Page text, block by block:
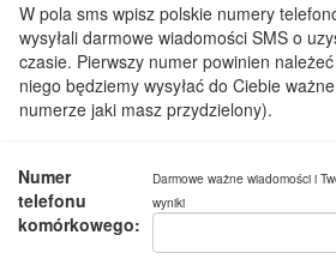
W pola sms wpisz polskie numery
wysyłali darmowe wiadomości SMS o
czasie. Pierwszy numer powinien
niego będziemy wysyłać do Ciebie
numerze jaki masz przydzielony).
Numer
telefonu
komórkowego:
Darmowe ważne wiadomości i
wyniki